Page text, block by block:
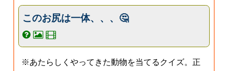
このお尻は一体、、、🤔
※あたらしくやってきた動物を当てるクイズ。正